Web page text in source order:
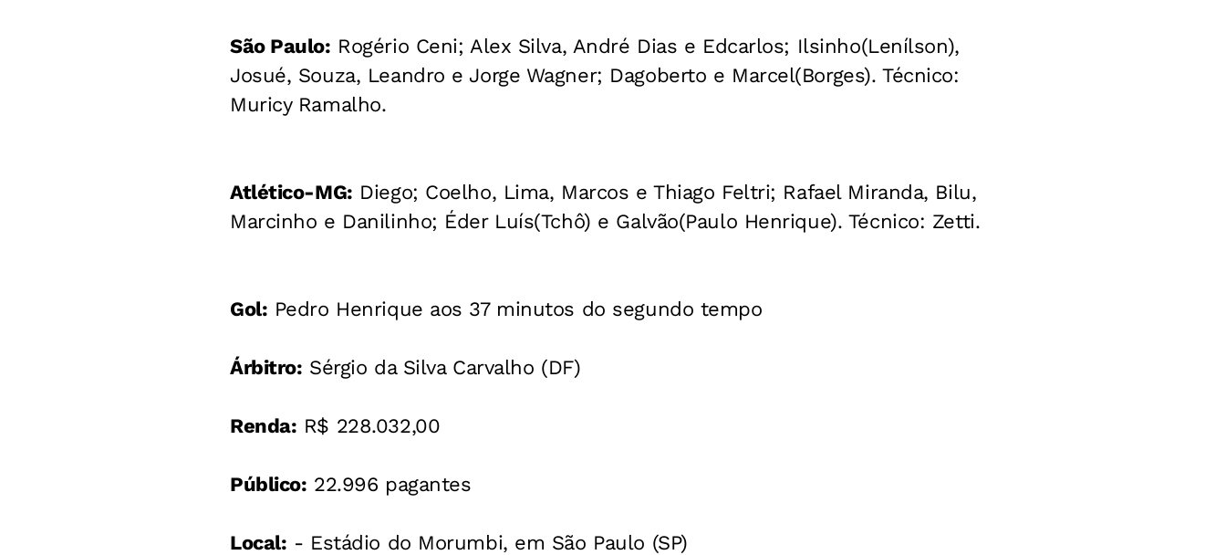
São Paulo: Rogério Ceni; Alex Silva, André Dias e Edcarlos; Ilsinho(Lenílson),
Josué, Souza, Leandro e Jorge Wagner; Dagoberto e Marcel(Borges). Técnico:
Muricy Ramalho.
Atlético-MG: Diego; Coelho, Lima, Marcos e Thiago Feltri; Rafael Miranda, Bilu,
Marcinho e Danilinho; Éder Luís(Tchô) e Galvão(Paulo Henrique). Técnico: Zetti.
Gol: Pedro Henrique aos 37 minutos do segundo tempo
Árbitro: Sérgio da Silva Carvalho (DF)
Renda: R$ 228.032,00
Público: 22.996 pagantes
Local: - Estádio do Morumbi, em São Paulo (SP)